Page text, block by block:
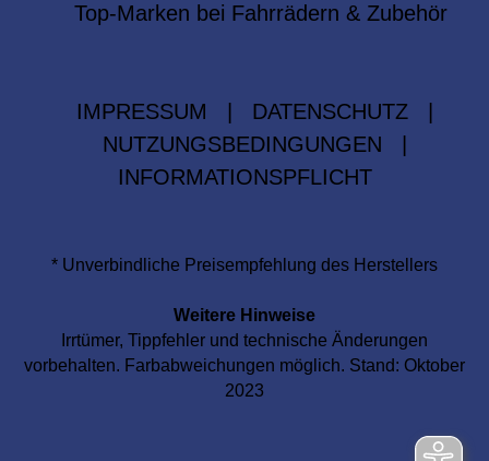
Top-Marken bei Fahrrädern & Zubehör
IMPRESSUM DATENSCHUTZ
NUTZUNGSBEDINGUNGEN
INFORMATIONSPFLICHT
* Unverbindliche Preisempfehlung des Herstellers
Weitere Hinweise
Irrtümer, Tippfehler und technische Änderungen
vorbehalten. Farbabweichungen möglich. Stand: Oktober
2023